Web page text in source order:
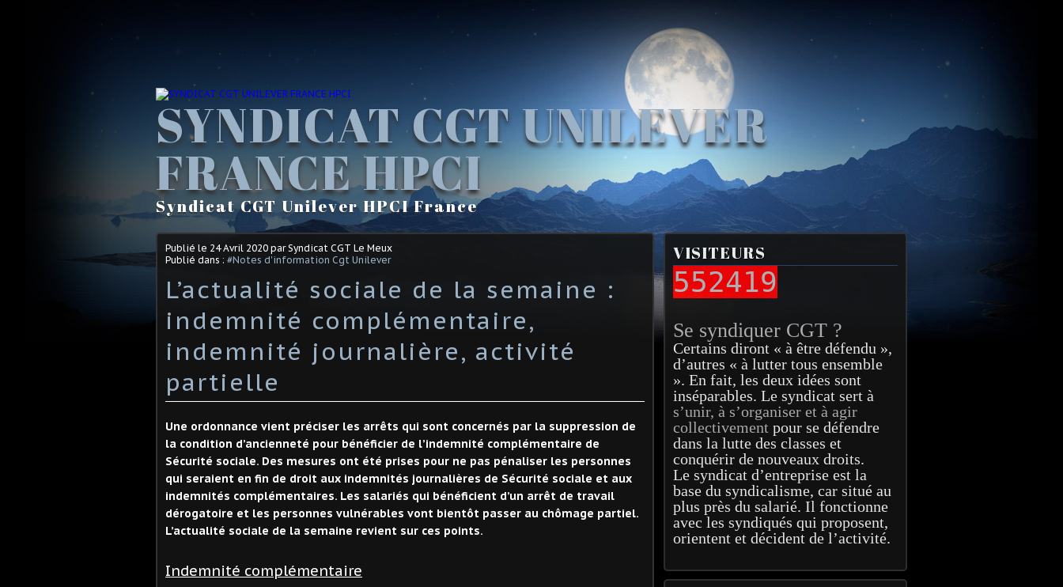
SYNDICAT CGT UNILEVER
FRANCE HPCI
Syndicat CGT Unilever HPCI France
Publié le 24 Avril 2020 par Syndicat CGT Le Meux
Publié dans : #Notes d'information Cgt Unilever
L’actualité sociale de la semaine :
indemnité complémentaire,
indemnité journalière, activité
partielle
Une ordonnance vient préciser les arrêts qui sont concernés par la suppression de
la condition d’ancienneté pour bénéficier de l’indemnité complémentaire de
Sécurité sociale. Des mesures ont été prises pour ne pas pénaliser les personnes
qui seraient en fin de droit aux indemnités journalières de Sécurité sociale et aux
indemnités complémentaires. Les salariés qui bénéficient d’un arrêt de travail
dérogatoire et les personnes vulnérables vont bientôt passer au chômage partiel.
L’actualité sociale de la semaine revient sur ces points.
Indemnité complémentaire
VISITEURS
552419
Se syndiquer CGT ?
Certains diront « à être défendu »,
d’autres « à lutter tous ensemble
». En fait, les deux idées sont
inséparables. Le syndicat sert à
s’unir, à s’organiser et à agir
collectivement pour se défendre
dans la lutte des classes et
conquérir de nouveaux droits.
Le syndicat d’entreprise est la
base du syndicalisme, car situé au
plus près du salarié. Il fonctionne
avec les syndiqués qui proposent,
orientent et décident de l’activité.